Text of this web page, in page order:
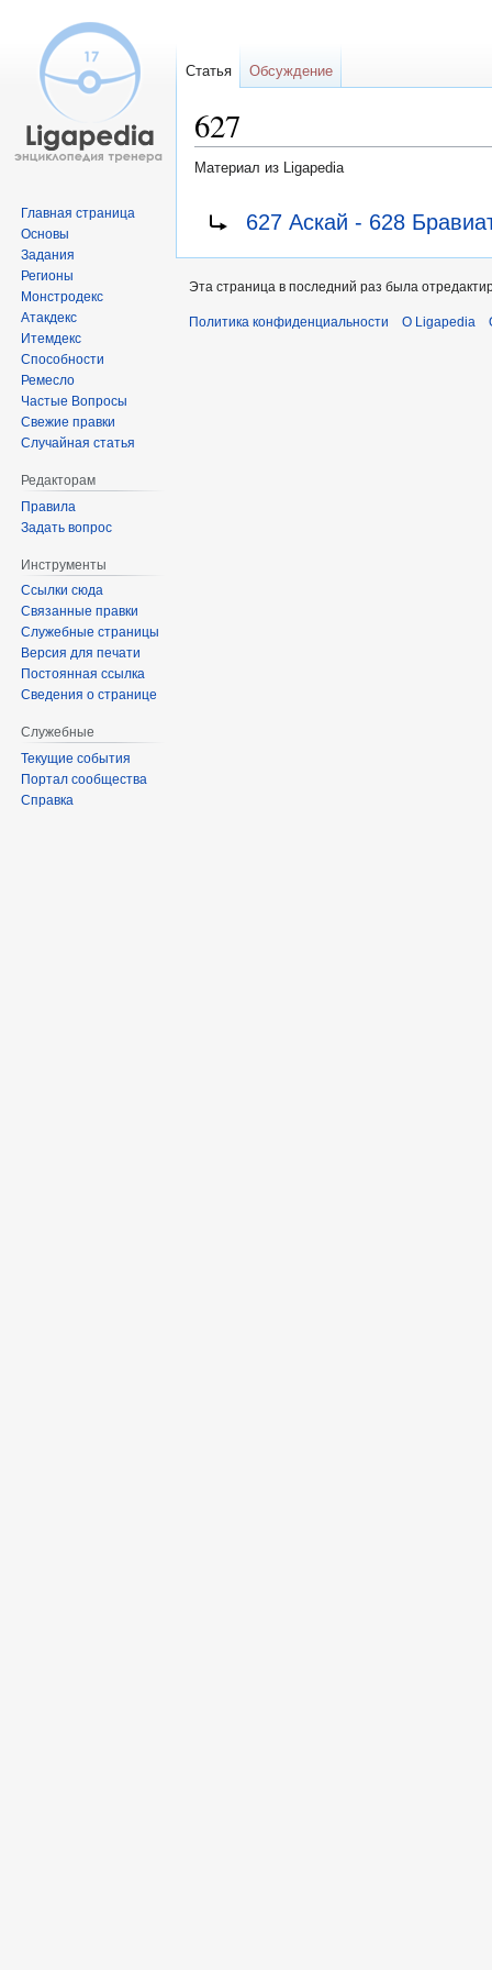
627
Материал из Ligapedia
навигации
поиску
Перенаправление на:
627 Аскай - 628
Статья Обсуждение
Главная страница
Основы
Задания
Регионы
Монстродекс
Атакдекс
Итемдекс
Способности
Ремесло
Частые Вопросы
Свежие правки
Случайная статья
Редакторам
Правила
Задать вопрос
Инструменты
Ссылки сюда
Связанные правки
Служебные страницы
Версия для печати
Постоянная ссылка
Сведения о странице
Служебные
Текущие события
Портал сообщества
Справка
Эта страница в последний раз была
Политика конфиденциальности О Ligapedia